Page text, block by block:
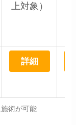
上対象）
詳細
術が可能